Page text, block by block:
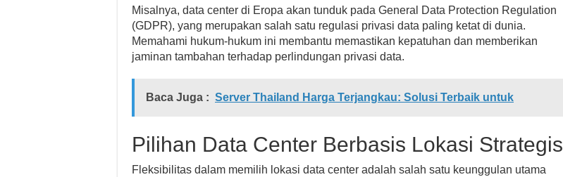
Misalnya, data center di Eropa akan tunduk pada General Data Protection Regulation
(GDPR), yang merupakan salah satu regulasi privasi data paling ketat di dunia.
Memahami hukum-hukum ini membantu memastikan kepatuhan dan memberikan
jaminan tambahan terhadap perlindungan privasi data.
Baca Juga : Server Thailand Harga Terjangkau: Solusi Terbaik untuk
Pilihan Data Center Berbasis Lokasi Strategis
Fleksibilitas dalam memilih lokasi data center adalah salah satu keunggulan utama